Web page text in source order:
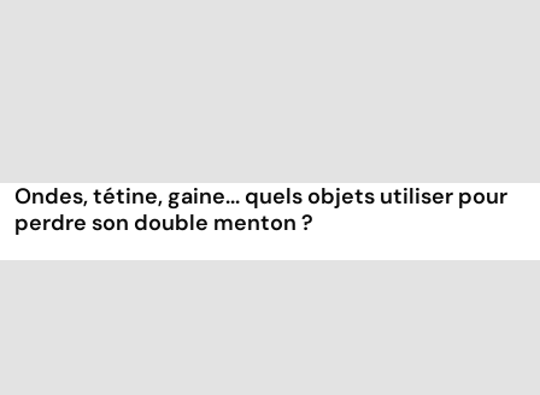
Ondes, tétine, gaine... quels objets utiliser pour
perdre son double menton ?